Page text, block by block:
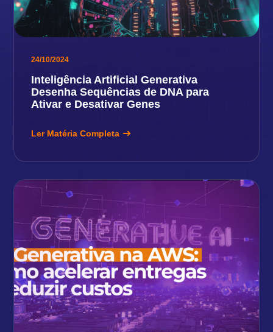
24/10/2024
Inteligência Artificial Generativa
Desenha Sequências de DNA para
Ativar e Desativar Genes
Ler Matéria Completa